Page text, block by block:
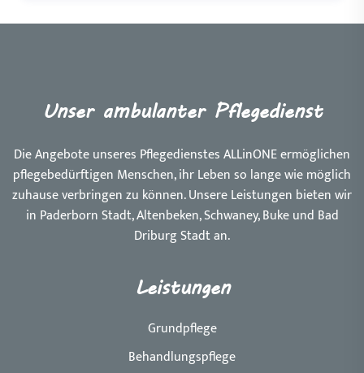
Unser ambulanter Pflegedienst
Die Angebote unseres Pflegedienstes ALLinONE ermöglichen
pflegebedürftigen Menschen, ihr Leben so lange wie möglich
zuhause verbringen zu können. Unsere Leistungen bieten wir
in Paderborn Stadt, Altenbeken, Schwaney, Buke und Bad
Driburg Stadt an.
Leistungen
Grundpflege
Behandlungspflege